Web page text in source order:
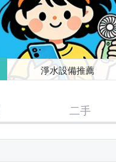
淨水設備推薦
二手